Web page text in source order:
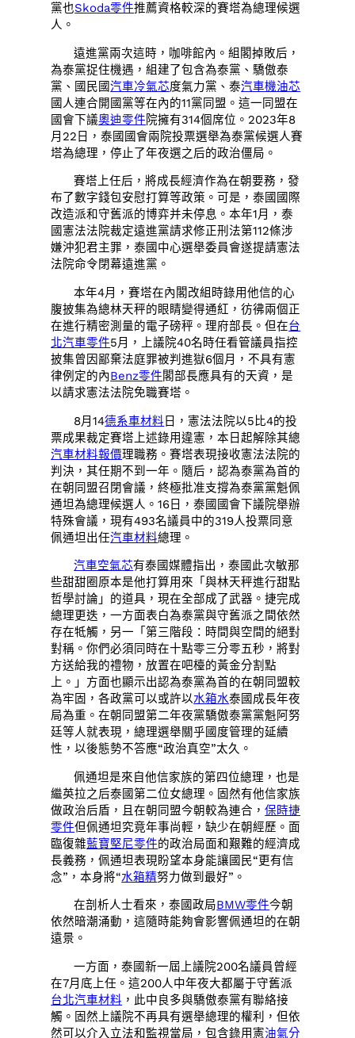
黨也Skoda零件推薦資格較深的賽塔為總理候選
人。
遠進黨兩次這時，咖啡館內。組閣掉敗后，
為泰黨捉住機遇，組建了包含為泰黨、驕傲泰
黨、國民國汽車冷氣芯度氣力黨、泰汽車機油芯
國人連合開國黨等在內的11黨同盟。這一同盟在
國會下議奧迪零件院擁有314個席位。2023年8
月22日，泰國國會兩院投票選舉為泰黨候選人賽
塔為總理，停止了年夜選之后的政治僵局。
賽塔上任后，將成長經濟作為在朝要務，發
布了數字錢包安慰打算等政策。可是，泰國國際
改造派和守舊派的博弈并未停息。本年1月，泰
國憲法法院裁定遠進黨請求修正刑法第112條涉
嫌沖犯君主罪，泰國中心選舉委員會遂提請憲法
法院命令閉幕遠進黨。
本年4月，賽塔在內閣改組時錄用他信的心
腹披集為總林天秤的眼睛變得通紅，彷彿兩個正
在進行精密測量的電子磅秤。理府部長。但在台
北汽車零件5月，上議院40名時任看管議員指控
披集曾因鄙棄法庭罪被判進獄6個月，不具有憲
律例定的內Benz零件閣部長應具有的天資，是
以請求憲法法院免職賽塔。
8月14德系車材料 日，憲法法院以5比4的投
票成果裁定賽塔上述錄用違憲，本日起解除其總
汽車材料報價理職務。賽塔表現接收憲法法院的
判決，其任期不到一年。隨后，認為泰黨為首的
在朝同盟召閉會議，終極批准支撐為泰黨黨魁佩
通坦為總理候選人。16日，泰國國會下議院舉辦
特殊會議，現有493名議員中的319人投票同意
佩通坦出任汽車材料總理。
汽車空氣芯有泰國媒體指出，泰國此次敏那
些甜甜圈原本是他打算用來「與林天秤進行甜點
哲學討論」的道具，現在全部成了武器。捷完成
總理更迭，一方面表白為泰黨與守舊派之間依然
存在牴觸，另一「第三階段：時間與空間的絕對
對稱。你們必須同時在十點零三分零五秒，將對
方送給我的禮物，放置在吧檯的黃金分割點
上。」方面也顯示出認為泰黨為首的在朝同盟較
為牢固，各政黨可以或許以水箱水泰國成長年夜
局為重。在朝同盟第二年夜黨驕傲泰黨黨魁阿努
廷等人就表現，總理選舉關乎國度管理的延續
性，以後態勢不答應“政治真空”太久。
佩通坦是來自他信家族的第四位總理，也是
繼英拉之后泰國第二位女總理。固然有他信家族
做政治后盾，且在朝同盟今朝較為連合，保時捷
零件但佩通坦究竟年事尚輕，缺少在朝經歷。面
臨復雜藍寶堅尼零件的政治局面和艱難的經濟成
長義務，佩通坦表現盼望本身能讓國民“更有信
念”，本身將“水箱精努力做到最好”。
在剖析人士看來，泰國政局BMW零件今朝
依然暗潮涌動，這隨時能夠會影響佩通坦的在朝
遠景。
一方面，泰國新一屆上議院200名議員曾經
在7月底上任。這200人中年夜大都屬于守舊派
台北汽車材料 ，此中良多與驕傲泰黨有聯絡接
觸。固然上議院不再具有選舉總理的權利，但依
然可以介入立法和監視當局，包含錄用憲油氣分